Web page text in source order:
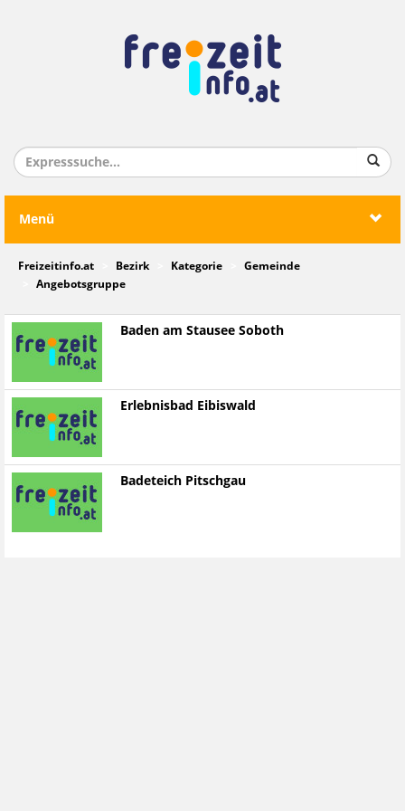
Menü
Freizeitinfo.at Bezirk Kategorie
Gemeinde
Angebotsgruppe
Baden am Stausee Soboth
Erlebnisbad Eibiswald
Badeteich Pitschgau